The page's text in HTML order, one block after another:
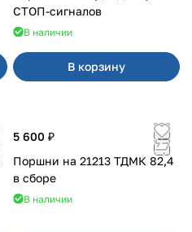
СТОП-сигналов
В наличии
В корзину
5 600 ₽
Поршни на 21213 ТДМК 82,4
в сборе
В наличии